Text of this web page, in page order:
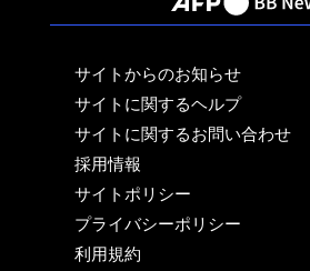
サイトからのお知らせ
サイトに関するヘルプ
サイトに関するお問い合わせ
採用情報
サイトポリシー
プライバシーポリシー
利用規約